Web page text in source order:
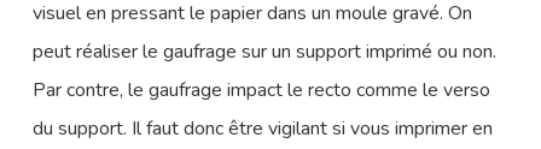
visuel en pressant le papier dans un moule gravé. On
peut réaliser le gaufrage sur un support imprimé ou non.
Par contre, le gaufrage impact le recto comme le verso
du support. Il faut donc être vigilant si vous imprimer en